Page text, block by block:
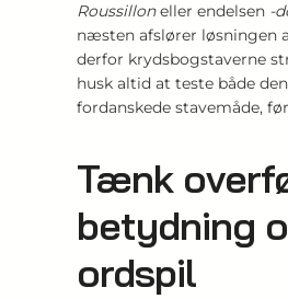
Roussilloneller endelsen -
næsten afslører løsningen
derfor krydsbogstaverne
husk altid at teste både
fordanskede stavemåde,
Tænk
betydning
ordspil